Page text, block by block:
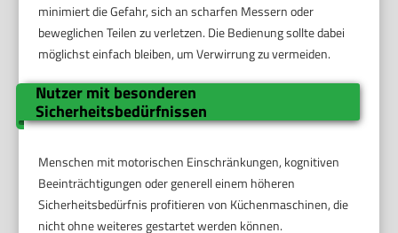
minimiert die Gefahr, sich an scharfen Messern oder
beweglichen Teilen zu verletzen. Die Bedienung sollte dabei
möglichst einfach bleiben, um Verwirrung zu vermeiden.
Nutzer mit besonderen
Sicherheitsbedürfnissen
Menschen mit motorischen Einschränkungen, kognitiven
Beeinträchtigungen oder generell einem höheren
Sicherheitsbedürfnis profitieren von Küchenmaschinen, die
nicht ohne weiteres gestartet werden können.